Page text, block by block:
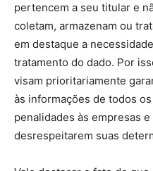
pertencem a seu titular e
coletam, armazenam ou
em destaque a
tratamento do dado. Por
visam prioritariamente
às informações de todos
penalidades às empresas
desrespeitarem suas